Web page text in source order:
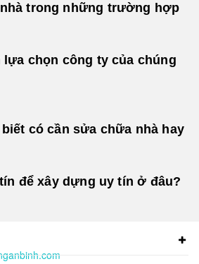
trong những trường hợp
chọn công ty của chúng
có cần sửa chữa nhà hay
để xây dựng uy tín ở đâu?